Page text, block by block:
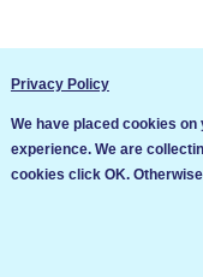
Общи условия
Privacy Policy
We have placed cookies
experience. We are
cookies click OK.
Ние използваме
продължите да